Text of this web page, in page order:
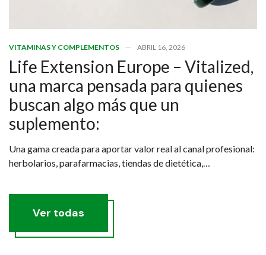
VITAMINAS Y COMPLEMENTOS ABRIL 16, 2026
Life Extension Europe – Vitalized,
una marca pensada para quienes
buscan algo más que un
suplemento:
Una gama creada para aportar valor real al canal profesional:
herbolarios, parafarmacias, tiendas de dietética,
productos con criterio.
Ver todas